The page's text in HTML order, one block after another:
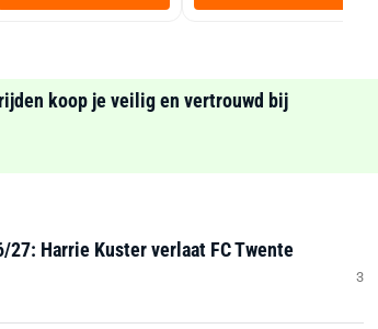
koop je veilig en vertrouwd bij
Harrie Kuster verlaat FC Twente
3